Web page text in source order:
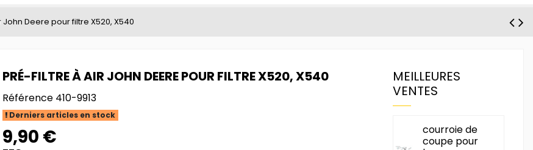
Deere pour filtre X520, X540
PRÉ-FILTRE À AIR JOHN DEERE POUR FILTRE X520, X540
Référence 410-9913
Derniers articles en stock
9,90 €
MEILLEURES
VENTES
courroie de
coupe pour